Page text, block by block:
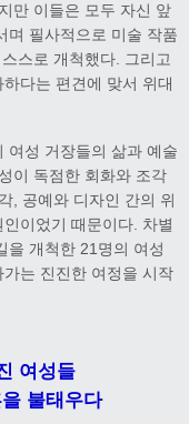
만 이들은 모두 자신 앞
며 필사적으로 미술 작품
스로 개척했다. 그리고
다는 편견에 맞서 위대
여성 거장들의 삶과 예술
이 독점한 회화와 조각
, 공예와 디자인 간의 위
이었기 때문이다. 차별
을 개척한 21명의 여성
는 진진한 여정을 시작
여성들
불태우다